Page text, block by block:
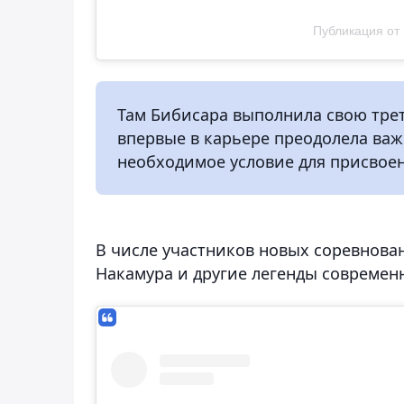
Публикация
Там Бибисара выполнила свою
впервые в карьере преодолела
необходимое условие для
В числе участников новых
Накамура и другие легенды